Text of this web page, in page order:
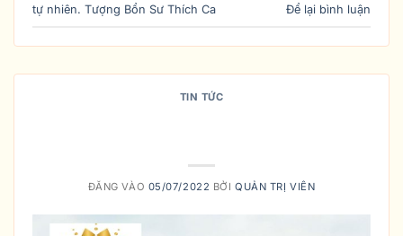
tự nhiên. Tượng Bổn Sư Thích Ca
Để lại bình luận
TIN TỨC
ĐĂNG VÀO 05/07/2022 BỞIQUẢN TRỊ VIÊN